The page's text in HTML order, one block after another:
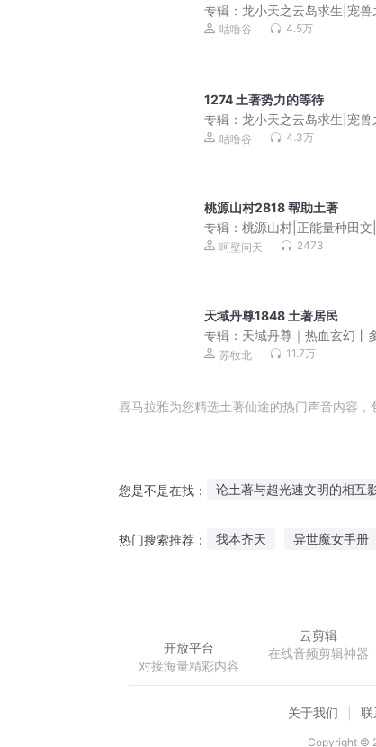
专辑： 龙小天之云岛求生|宠兽
冒险|积极努力
咕噜谷 4.5万
1274 土著势力的等待
专辑： 龙小天之云岛求生|宠兽
冒险|积极努力
咕噜谷 4.3万
桃源山村2818 帮助土著
专辑： 桃源山村|正能量种田文
演播|田园都市|多人有声剧
呵壁问天 2473
天域丹尊1848 土著居民
专辑： 天域丹尊｜热血玄幻丨
剧（持续爆更）
苏牧北 11.7万
喜马拉雅为您精选土著仙途的热门声音内容
您是不是在找： 论土著与超光速文明的相互
热门搜索推荐： 我本齐天 异世魔女手册
开放平台
对接海量精彩内容
云剪辑
在线音频剪辑神器
关于我们 联
Copyright ©